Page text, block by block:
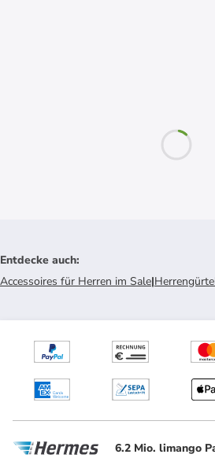
Entdecke auch:
Accessoires für Herren im Sale|
6.2 Mio. limango